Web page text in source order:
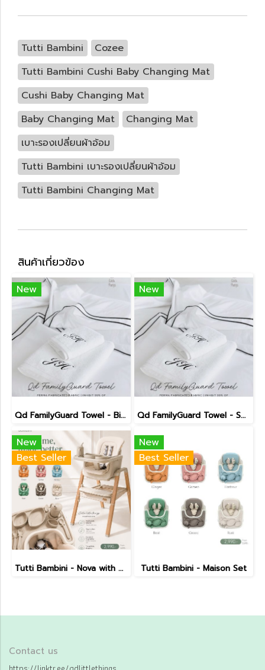
Tutti Bambini
Cozee
Tutti Bambini Cushi Baby Changing Mat
Cushi Baby Changing Mat
Baby Changing Mat
Changing Mat
เบาะรองเปลี่ยนผ้าอ้อม
Tutti Bambini เบาะรองเปลี่ยนผ้าอ้อม
Tutti Bambini Changing Mat
สินค้าเกี่ยวข้อง
New
Qd FamilyGuard Towel - Big Size 70x140cm
New
Qd FamilyGuard Towel - Small Size 38x81cm
New
Best Seller
Tutti Bambini - Nova with Maison Set
New
Best Seller
Tutti Bambini - Maison Set
Contact us